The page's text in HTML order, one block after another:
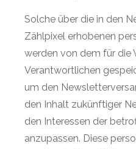
Solche über die in den
Zählpixel erhobenen
werden von dem für die
Verantwortlichen
um den
den Inhalt zukünftiger
den Interessen der
anzupassen. Diese